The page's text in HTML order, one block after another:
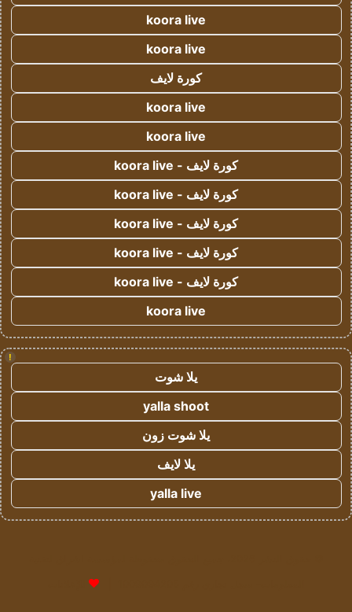
koora live
koora live
كورة لايف
koora live
koora live
كورة لايف - koora live
كورة لايف - koora live
كورة لايف - koora live
كورة لايف - koora live
كورة لايف - koora live
koora live
!
يلا شوت
yalla shoot
يلا شوت زون
يلا لايف
yalla live